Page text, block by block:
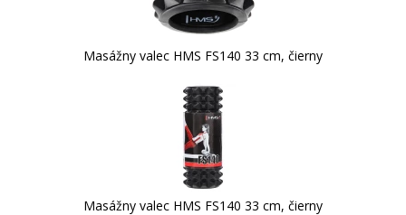
Masážny valec HMS FS140 33 cm, čierny
Masážny valec HMS FS140 33 cm, čierny